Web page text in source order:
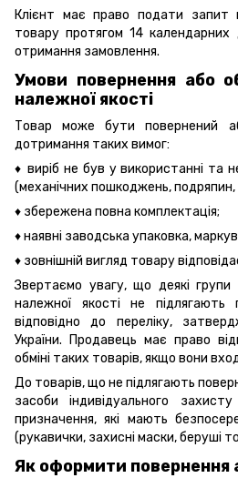
Клієнт має право подати запит
товару протягом 14
отримання замовлення.
Умови повернення або
належної якості
Товар може бути повернений
дотримання таких вимог:
♦ виріб не був у використанні та
(механічних пошкоджень,
♦ збережена повна комплектація;
♦ наявні заводська упаковка,
♦ зовнішній вигляд товару
Звертаємо увагу, що деякі групи
належної якості не
відповідно до переліку,
України. Продавець має право
обміні таких товарів, якщо вони
До товарів, що не підлягають
засоби індивідуального
призначення, які мають
(рукавички, захисні маски, беруші
Як оформити повернення